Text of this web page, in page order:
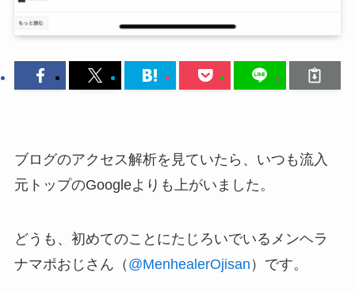
ブログのアクセス解析を見ていたら、いつも流入
元トップのGoogleよりも上がいました。
どうも、初めてのことにたじろいでいるメンヘラ
ナマポおじさん（ @MenhealerOjisan ）です。